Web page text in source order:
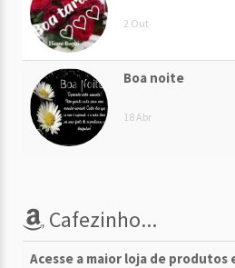
2 Out
Boa noite
18 Abr
Cafezinho...
Acesse a maior loja de